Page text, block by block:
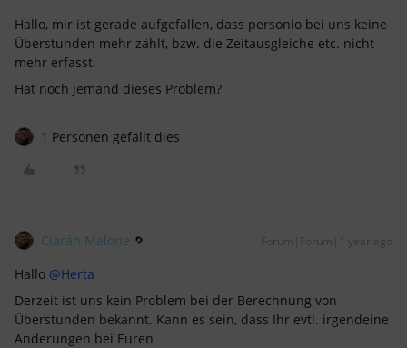
Hallo, mir ist gerade aufgefallen, dass personio bei uns keine
Überstunden mehr zählt, bzw. die Zeitausgleiche etc. nicht
mehr erfasst.
Hat noch jemand dieses Problem?
1 Personen gefällt dies
Ciarán Malone Forum|Forum|1 year ago
Hallo @Herta
Derzeit ist uns kein Problem bei der Berechnung von
Überstunden bekannt. Kann es sein, dass Ihr evtl. irgendeine
Änderungen bei Euren